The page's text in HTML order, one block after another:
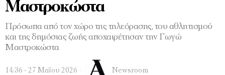
Μαστροκώστα
Πρόσωπα από τον χώρο της τηλεόρασης, του αθλητισμού
και της δημόσιας ζωής αποχαιρέτησαν την Γωγώ
Μαστροκώστα
14:36 - 27 Μαΐου 2026 Newsroom